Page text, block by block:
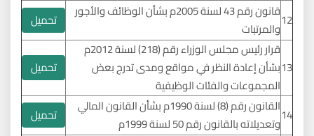
12
قانون رقم 43 لسنة 2005م بشأن الوظائف والأجور
والمرتبات
تحميل
13
قرار رئيس مجلس الوزراء رقم (218) لسنة 2012م
بشأن إعادة النظر في مواقع ومدى تدرج بعض
المجموعات والفئات الوظيفية
تحميل
14
القانون رقم (8) لسنة 1990م بشأن القانون المالي
وتعديلاته بالقانون رقم 50 لسنة 1999م
تحميل